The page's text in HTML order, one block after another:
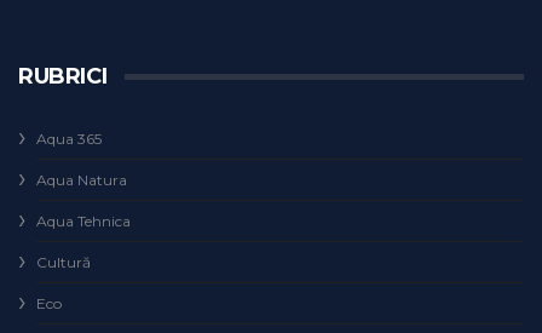
RUBRICI
Aqua 365
Aqua Natura
Aqua Tehnica
Cultură
Eco